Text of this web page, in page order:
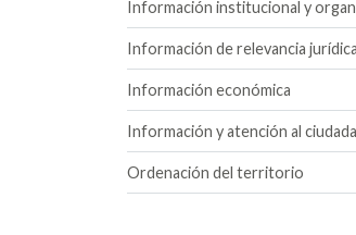
Información institucional y
Información de relevancia jurídica
Información económica
Información y atención al
Ordenación del territorio